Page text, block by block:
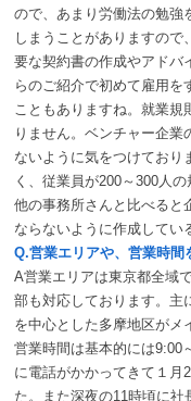
ので、あまり労働法の勉強
しまうことがありますの
要な契約書の作成やアドバ
らのご紹介で初めて雇用を
こともありますね。就業規
りません。ベンチャー企業
ないように気をつけており
く、従業員が200～300人
他の事務所さんと比べると
ならないように作成してい
Q.営業エリアや、営業時間
A営業エリアは東京都全域
部も対応しております。主
を中心とした多摩地区がメ
営業時間は基本的には9:00
に電話がかかってきて１月
た。また深夜の11時頃に